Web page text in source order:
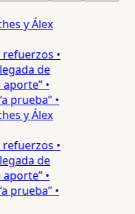
y Álex
•
de
•
prueba” •
y Álex
•
de
•
prueba” •